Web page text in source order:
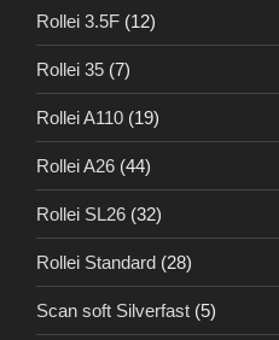
Rollei 3.5F (12)
Rollei 35 (7)
Rollei A110 (19)
Rollei A26 (44)
Rollei SL26 (32)
Rollei Standard (28)
Scan soft Silverfast (5)